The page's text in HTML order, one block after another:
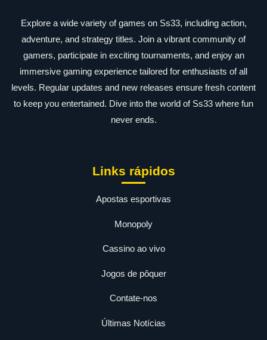
Explore a wide variety of games on Ss33, including action,
adventure, and strategy titles. Join a vibrant community of
gamers, participate in exciting tournaments, and enjoy an
immersive gaming experience tailored for enthusiasts of all
levels. Regular updates and new releases ensure fresh content
to keep you entertained. Dive into the world of Ss33 where fun
never ends.
Links rápidos
Apostas esportivas
Monopoly
Cassino ao vivo
Jogos de pôquer
Contate-nos
Últimas Notícias